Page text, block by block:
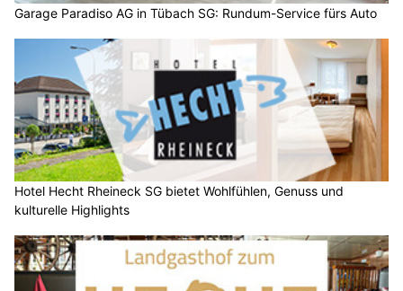
Garage Paradiso AG in Tübach SG: Rundum-Service fürs Auto
Hotel Hecht Rheineck SG bietet Wohlfühlen, Genuss und
kulturelle Highlights